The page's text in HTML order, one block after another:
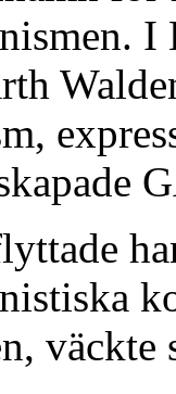
I
väckte